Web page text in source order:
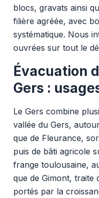
blocs, gravats ainsi
filière agréée, avec
systématique. Nous
ouvrées sur tout le
Évacuation
Gers :
Le Gers combine
vallée du Gers,
que de Fleurance,
puis de bâti agricole
frange toulousaine,
que de Gimont, traite
portés par la